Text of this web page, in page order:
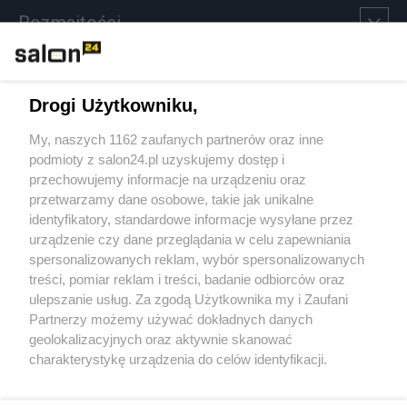
Rozmaitości
Sport
Społeczeństwo
Kultura
X Facebook Instagram Youtube
Drogi Użytkowniku,
My, naszych 1162 zaufanych partnerów oraz inne
podmioty z salon24.pl uzyskujemy dostęp i
przechowujemy informacje na urządzeniu oraz
przetwarzamy dane osobowe, takie jak unikalne
identyfikatory, standardowe informacje wysyłane przez
urządzenie czy dane przeglądania w celu zapewniania
spersonalizowanych reklam, wybór spersonalizowanych
treści, pomiar reklam i treści, badanie odbiorców oraz
ulepszanie usług. Za zgodą Użytkownika my i Zaufani
Partnerzy możemy używać dokładnych danych
geolokalizacyjnych oraz aktywnie skanować
charakterystykę urządzenia do celów identyfikacji.